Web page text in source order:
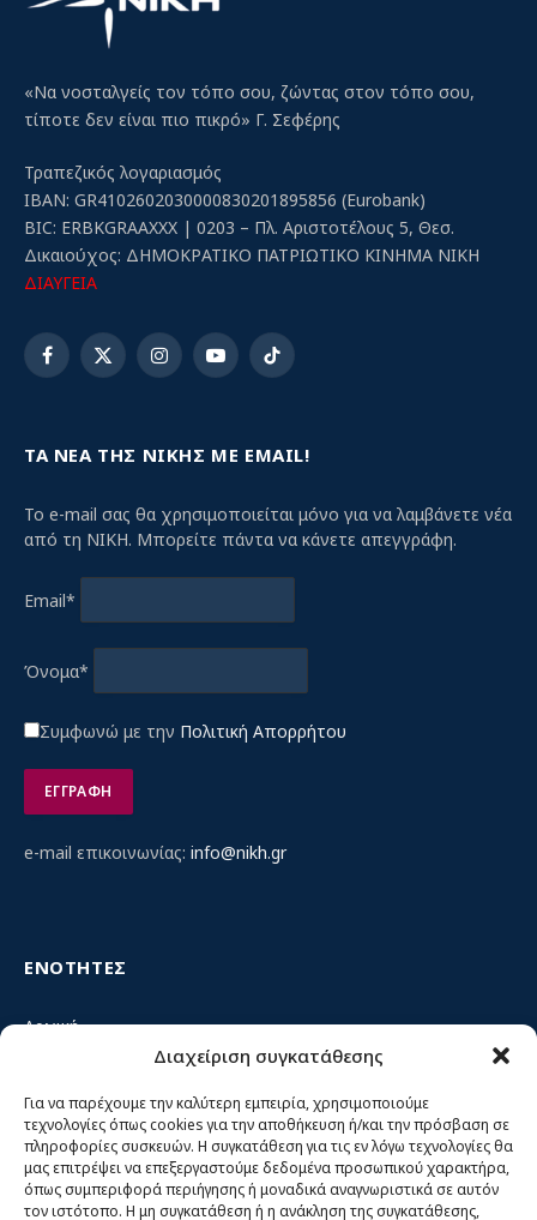
Διαχείριση συγκατάθεσης
Για να παρέχουμε την καλύτερη εμπειρία, χρησιμοποιούμε
τεχνολογίες όπως cookies για την αποθήκευση ή/και την πρόσβαση σε
πληροφορίες συσκευών. Η συγκατάθεση για τις εν λόγω τεχνολογίες θα
μας επιτρέψει να επεξεργαστούμε δεδομένα προσωπικού χαρακτήρα,
όπως συμπεριφορά περιήγησης ή μοναδικά αναγνωριστικά σε αυτόν
τον ιστότοπο. Η μη συγκατάθεση ή η ανάκληση της συγκατάθεσης,
«Να νοσταλγείς τον τόπο σου, ζώντας στον τόπο σου,
τίποτε δεν είναι πιο πικρό» Γ. Σεφέρης
Τραπεζικός λογαριασμός
IBAN: GR4102602030000830201895856 (Eurobank)
BIC: ERBKGRAAXXX | 0203 – Πλ. Αριστοτέλους 5, Θεσ.
Δικαιούχος: ΔΗΜΟΚΡΑΤΙΚΟ ΠΑΤΡΙΩΤΙΚΟ ΚΙΝΗΜΑ ΝΙΚΗ
ΔΙΑΥΓΕΙΑ
Facebook
X
InstagramYouTubeTikTok
ΤΑ ΝΕΑ ΤΗΣ ΝΙΚΗΣ ΜΕ EMAIL!
Το e-mail σας θα χρησιμοποιείται μόνο για να λαμβάνετε νέα
από τη ΝΙΚΗ. Μπορείτε πάντα να κάνετε απεγγράφη.
Email*
Όνομα*
Συμφωνώ με την Πολιτική Απορρήτου
e-mail επικοινωνίας: info@nikh.gr
ΕΝΟΤΗΤΕΣ
Αρχική
Κίνημα ΝΙΚΗ – Ποιοι είμαστε, αρχές & δράση
Θέσεις
Πρόσωπα
Όργανα και ομάδες